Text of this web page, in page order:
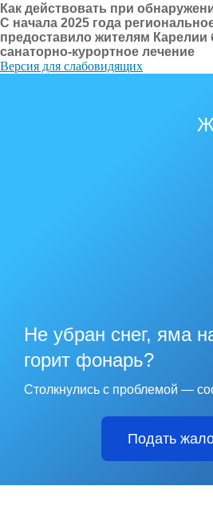
Как действовать при
С начала 2025 года
предоставило жителям Карелии
санаторно-курортное лечение
Версия для слабовидящих
Не убран снег, яма
горит фонарь?
Столкнулись с проблемой —
Подать